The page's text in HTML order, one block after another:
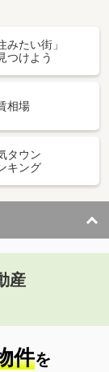
みたい街」
つけよう
相場
タウン
キング
産
件を